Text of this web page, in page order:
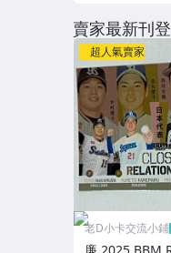
賣家最新刊登
超人氣賣家
老D小卡交流小鋪